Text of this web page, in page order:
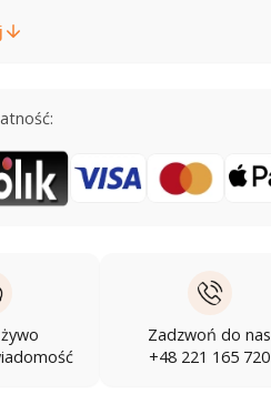
Zadzwoń do nas
+48 221 165 720